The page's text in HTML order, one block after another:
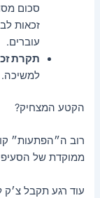
סכום
זכאות
עוברים.
תקרת
למשיכה.
הקטע המצחיק?
ממוקדת של
עוד רגע תקבל